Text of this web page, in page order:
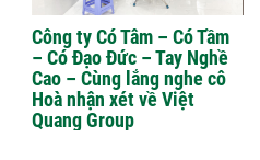
Công ty Có Tâm – Có Tầm
– Có Đạo Đức – Tay Nghề
Cao – Cùng lắng nghe cô
Hoà nhận xét về Việt
Quang Group